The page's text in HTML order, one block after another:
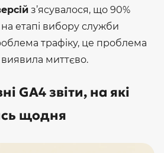
з’ясувалося, що 90%
етапі вибору служби
трафіку, це проблема
виявила миттєво.
GA4 звіти, на які
щодня